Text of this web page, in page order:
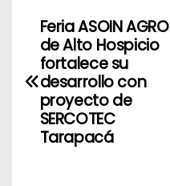
e
Feria ASOIN AGRO
de Alto Hospicio
fortalece su
desarrollo con
proyecto de
SERCOTEC
Tarapacá